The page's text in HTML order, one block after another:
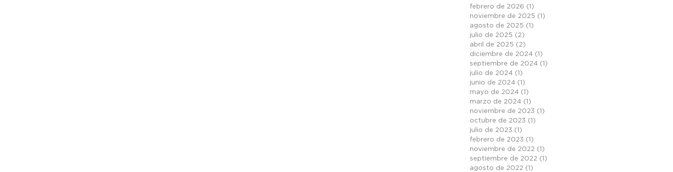
febrero de 2026 (1)
noviembre de 2025 (1)
agosto de 2025 (1)
julio de 2025 (2)
abril de 2025 (2)
diciembre de 2024 (1)
septiembre de 2024 (1)
julio de 2024 (1)
junio de 2024 (1)
mayo de 2024 (1)
marzo de 2024 (1)
noviembre de 2023 (1)
octubre de 2023 (1)
julio de 2023 (1)
febrero de 2023 (1)
noviembre de 2022 (1)
septiembre de 2022 (1)
agosto de 2022 (1)